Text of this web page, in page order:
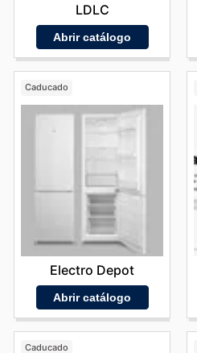
LDLC
Abrir catálogo
Caducado
Electro Depot
Abrir catálogo
Caducado